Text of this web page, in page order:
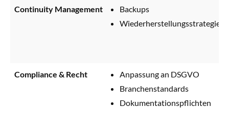
Continuity Management
Backups
Wiederherstellungsstrategien
Compliance & Recht
Anpassung an DSGVO
Branchenstandards
Dokumentationspflichten